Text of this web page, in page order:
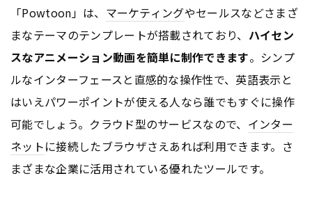
「Powtoon」は、 マーケティングやセールスなどさまざ
まなテーマのテンプレートが搭載されており、 ハイセン
スなアニメーション動画を簡単に制作できます。シンプ
ルなインターフェースと直感的な操作性で、英語表示と
はいえパワーポイントが使える人なら誰でもすぐに操作
可能でしょう。クラウド型のサービスなので、 インター
ネットに接続したブラウザさえあれば利用できます。さ
まざまな企業に活用されている優れたツールです。